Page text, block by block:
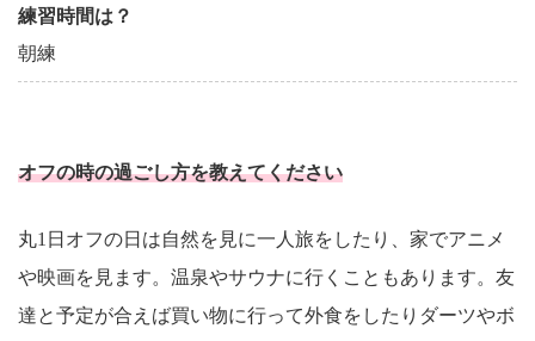
練習時間は？
朝練
オフの時の過ごし方を教えてください
丸1日オフの日は自然を見に一人旅をしたり、家でアニメ
や映画を見ます。温泉やサウナに行くこともあります。友
達と予定が合えば買い物に行って外食をしたりダーツやボ